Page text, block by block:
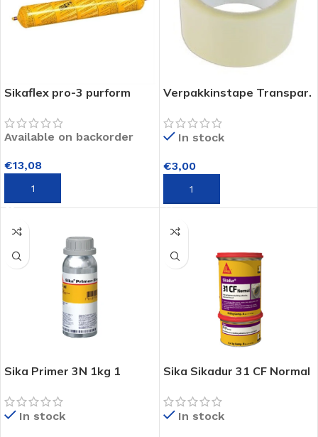
Sikaflex pro-3 purform
Available on backorder
€13,08
Verpakkinstape Transpar.
In stock
€3,00
Sika Primer 3N 1kg 1
basis van epoxyhars
In stock
Sika Sikadur 31 CF Normal
repratiemortel 6kg
In stock